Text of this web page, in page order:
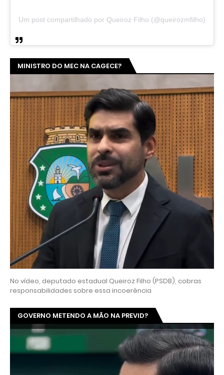
Um post compartilhado por Queiroz Filho (@queirozmfilho)
MINISTRO DO MEC NA CAGECE?
No vídeo, deputado estadual Queiroz Filho (PSDB), cobras
responsabilidades sobre essa incoerência
GOVERNO METENDO A MÃO NA PREVID?